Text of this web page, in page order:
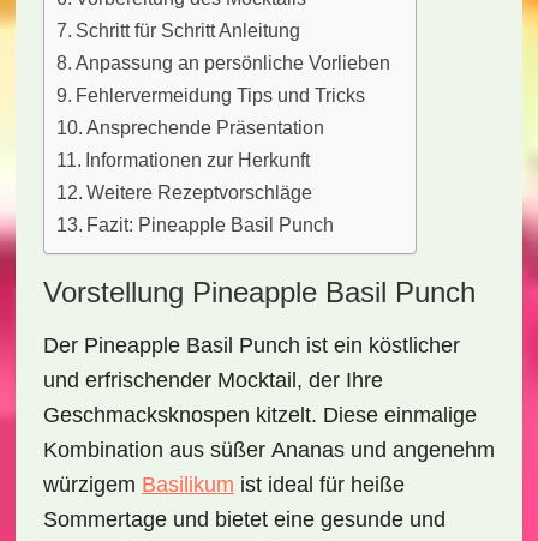
Schritt für Schritt Anleitung
Anpassung an persönliche Vorlieben
Fehlervermeidung Tips und Tricks
Ansprechende Präsentation
Informationen zur Herkunft
Weitere Rezeptvorschläge
Fazit: Pineapple Basil Punch
Vorstellung Pineapple Basil Punch
Der Pineapple Basil Punch ist ein köstlicher
und erfrischender Mocktail , der Ihre
Geschmacksknospen kitzelt. Diese einmalige
Kombination aus süßer Ananasund angenehm
würzigem Basilikum ist ideal für heiße
Sommertage und bietet eine gesunde und